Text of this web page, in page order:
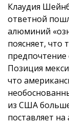
Клаудия
ответной
алюминий
поясняет, что
предпочтение
Позиция
что
из США
поставляет